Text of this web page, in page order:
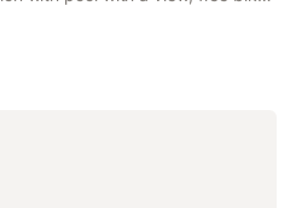
National Golf.